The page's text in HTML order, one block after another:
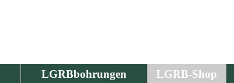
LGRBbohrungen LGRB-Shop